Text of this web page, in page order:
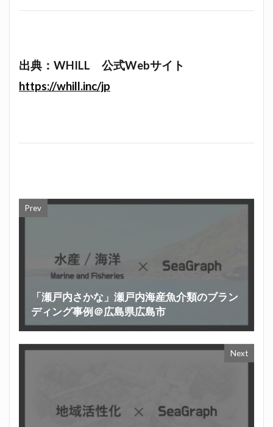
出典：WHILL 公式Webサイト
https://whill.inc/jp
Prev
「瀬戸内さかな」瀬戸内海産魚介類のブラン
ディング事例＠広島県広島市
Next